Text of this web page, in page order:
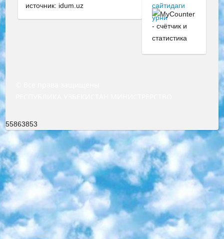
источник: idum.uz
55863853